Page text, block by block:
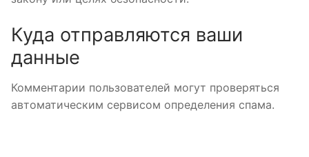
Куда отправляются ваши
данные
Комментарии пользователей могут проверяться
автоматическим сервисом определения спама.